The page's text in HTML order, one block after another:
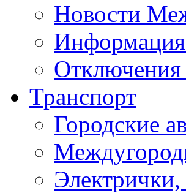
Новости
Транспорт
Городские
Электрички,